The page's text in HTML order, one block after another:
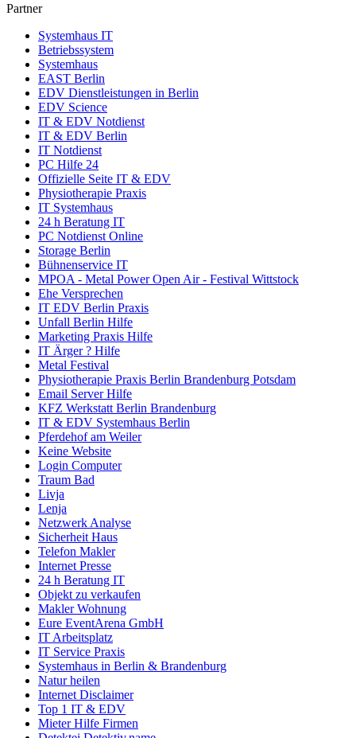
Partner
Systemhaus IT
Betriebssystem
Systemhaus
EAST Berlin
EDV Dienstleistungen in Berlin
EDV Science
IT & EDV Notdienst
IT & EDV Berlin
IT Notdienst
PC Hilfe 24
Offizielle Seite IT & EDV
Physiotherapie Praxis
IT Systemhaus
24 h Beratung IT
PC Notdienst Online
Storage Berlin
Bühnenservice IT
MPOA - Metal Power Open Air - Festival Wittstock
Ehe Versprechen
IT EDV Berlin Praxis
Unfall Berlin Hilfe
Marketing Praxis Hilfe
IT Ärger ? Hilfe
Metal Festival
Physiotherapie Praxis Berlin Brandenburg Potsdam
Email Server Hilfe
KFZ Werkstatt Berlin Brandenburg
IT & EDV Systemhaus Berlin
Pferdehof am Weiler
Keine Website
Login Computer
Traum Bad
Livja
Lenja
Netzwerk Analyse
Sicherheit Haus
Telefon Makler
Internet Presse
24 h Beratung IT
Objekt zu verkaufen
Makler Wohnung
Eure EventArena GmbH
IT Arbeitsplatz
IT Service Praxis
Systemhaus in Berlin & Brandenburg
Natur heilen
Internet Disclaimer
Top 1 IT & EDV
Mieter Hilfe Firmen